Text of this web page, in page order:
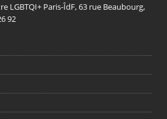
LGBTQI+ Paris-ÎdF, 63 rue Beaubourg,
92